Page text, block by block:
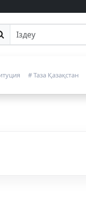
іздеу
# Таза Қазақстан